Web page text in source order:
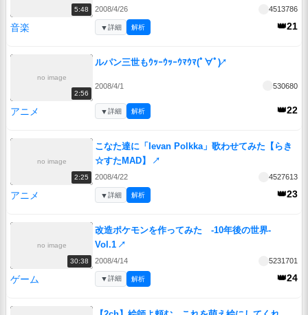
5:48 2008/4/26 4513786
音楽 👑21
▼詳細 解析
no image
2:56
ルパン三世もｳｯｰｳｯｰｳﾏｳﾏ(ﾟ∀ﾟ) ↗
2008/4/1 530680
アニメ 👑22
▼詳細 解析
no image
2:25
こなた達に「Ievan Polkka」歌わせてみた【らき
☆すたMAD】
↗
2008/4/22 4527613
アニメ 👑23
▼詳細 解析
no image
30:38
改造ポケモンを作ってみた -10年後の世界-
Vol.1 ↗
2008/4/14 5231701
ゲーム 👑24
▼詳細 解析